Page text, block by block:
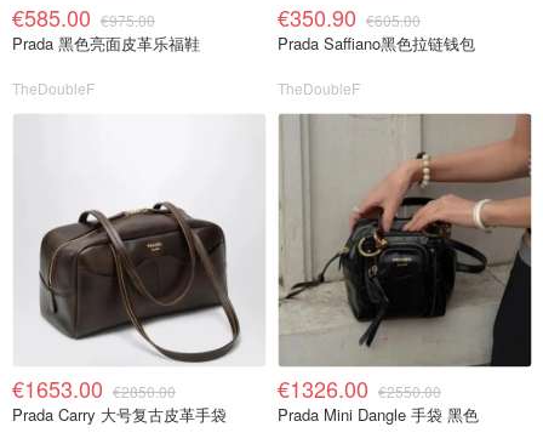
€585.00 €975.00
Prada 黑色亮面皮革乐福鞋
TheDoubleF
€350.90 €605.00
Prada Saffiano黑色拉链钱包
TheDoubleF
€1653.00 €2850.00
Prada Carry 大号复古皮革手袋
€1326.00 €2550.00
Prada Mini Dangle 手袋 黑色